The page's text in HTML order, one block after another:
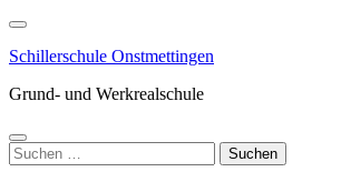
Zum
springen
drücken)
Schillerschule Onstmettingen
Grund- und Werkrealschule
Suchen
nach: